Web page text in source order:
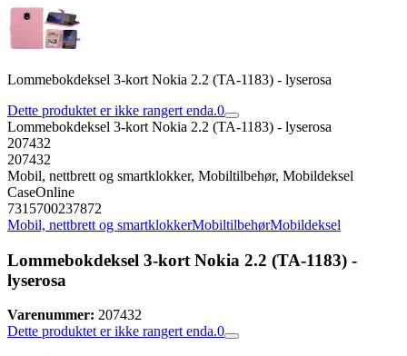
Lommebokdeksel 3-kort Nokia 2.2 (TA-1183) - lyserosa
Dette produktet er ikke rangert enda.0
Lommebokdeksel 3-kort Nokia 2.2 (TA-1183) - lyserosa
207432
207432
Mobil, nettbrett og smartklokker, Mobiltilbehør, Mobildeksel
CaseOnline
7315700237872
Mobil, nettbrett og smartklokkerMobiltilbehørMobildeksel
Lommebokdeksel 3-kort Nokia 2.2 (TA-1183) -
lyserosa
Varenummer: 207432
Dette produktet er ikke rangert enda.0